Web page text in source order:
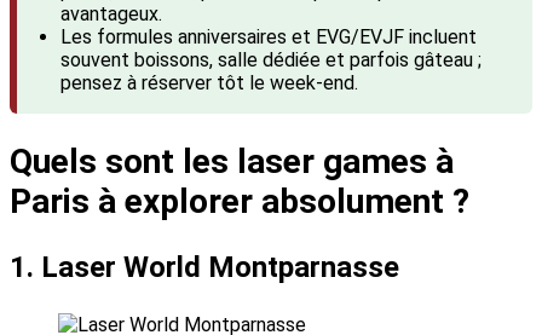
avantageux.
Les formules anniversaires et EVG/EVJF incluent
souvent boissons, salle dédiée et parfois gâteau ;
pensez à réserver tôt le week-end.
Quels sont les laser games à
Paris à explorer absolument ?
1. Laser World Montparnasse